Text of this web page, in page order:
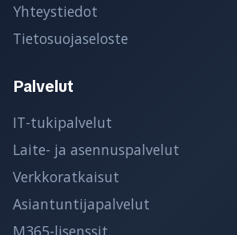
Yhteystiedot
Tietosuojaseloste
Palvelut
IT-tukipalvelut
Laite- ja asennuspalvelut
Verkkoratkaisut
Asiantuntijapalvelut
M365-lisenssit